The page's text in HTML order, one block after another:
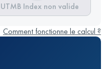
UTMB Index non valide
Comment fonctionne le calcul ?